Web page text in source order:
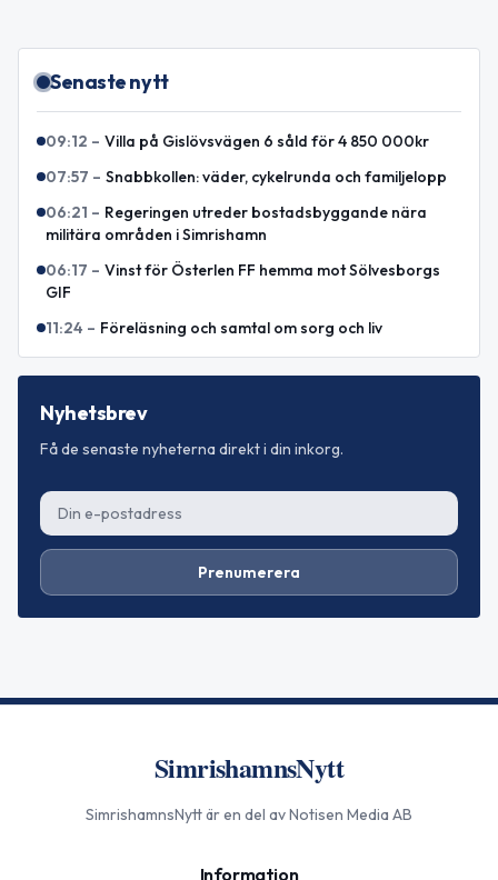
Senaste nytt
09:12 – Villa på Gislövsvägen 6 såld för 4 850 000kr
07:57 – Snabbkollen: väder, cykelrunda och familjelopp
06:21 – Regeringen utreder bostadsbyggande nära
militära områden i Simrishamn
06:17 – Vinst för Österlen FF hemma mot Sölvesborgs
GIF
11:24 – Föreläsning och samtal om sorg och liv
Nyhetsbrev
Få de senaste nyheterna direkt i din inkorg.
Prenumerera
SimrishamnsNytt
SimrishamnsNyttär en del av Notisen Media AB
Information